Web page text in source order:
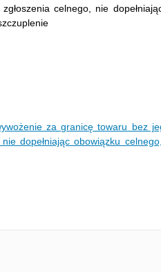
celnego, nie
za granicę towaru bez
dopełniając obowiązku